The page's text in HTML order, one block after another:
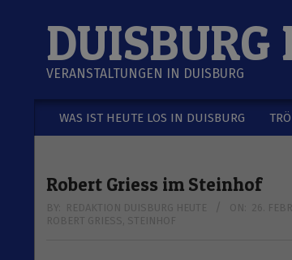
DUISBURG
VERANSTALTUNGEN IN DUISBURG
Secondary
WAS IST HEUTE LOS IN DUISBURG
Robert Griess im Steinhof
BY: REDAKTION DUISBURG HEUTE ON: 26.
ROBERT GRIESS STEINHOF